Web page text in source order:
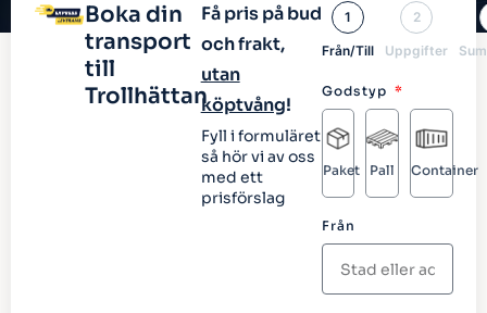
Boka din
transport
till
Trollhättan
Få pris på bud
och frakt,
utan
köptvång!
Fyll i formuläret
så hör vi av oss
med ett
prisförslag
1
Från/Till
2
Uppgifter
Godstyp
Paket Pall Container
Från